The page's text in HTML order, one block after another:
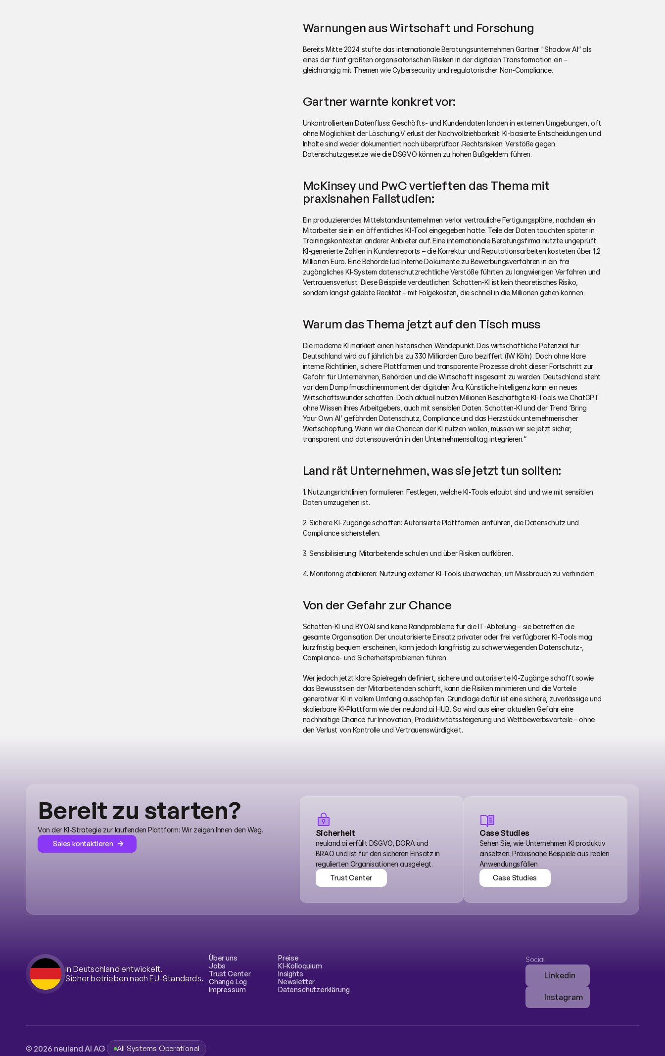
Warnungen aus Wirtschaft und Forschung
Bereits Mitte 2024 stufte das internationale Beratungsunternehmen Gartner "Shadow AI“ als
eines der fünf größten organisatorischen Risiken in der digitalen Transformation ein –
gleichrangig mit Themen wie Cybersecurity und regulatorischer Non-Compliance.
Gartner warnte konkret vor:
Unkontrolliertem Datenfluss: Geschäfts- und Kundendaten landen in externen Umgebungen, oft
ohne Möglichkeit der Löschung.V erlust der Nachvollziehbarkeit: KI-basierte Entscheidungen und
Inhalte sind weder dokumentiert noch überprüfbar .Rechtsrisiken: Verstöße gegen
Datenschutzgesetze wie die DSGVO können zu hohen Bußgeldern führen.
McKinsey und PwC vertieften das Thema mit
praxisnahen Fallstudien:
Ein produzierendes Mittelstandsunternehmen verlor vertrauliche Fertigungspläne, nachdem ein
Mitarbeiter sie in ein öffentliches KI-Tool eingegeben hatte. Teile der Daten tauchten später in
Trainingskontexten anderer Anbieter auf. Eine internationale Beratungsfirma nutzte ungeprüft
KI-generierte Zahlen in Kundenreports – die Korrektur und Reputationsarbeiten kosteten über 1,2
Millionen Euro. Eine Behörde lud interne Dokumente zu Bewerbungsverfahren in ein frei
zugängliches KI-System datenschutzrechtliche Verstöße führten zu langwierigen Verfahren und
Vertrauensverlust. Diese Beispiele verdeutlichen: Schatten-KI ist kein theoretisches Risiko,
sondern längst gelebte Realität – mit Folgekosten, die schnell in die Millionen gehen können.
Warum das Thema jetzt auf den Tisch muss
Die moderne KI markiert einen historischen Wendepunkt. Das wirtschaftliche Potenzial für
Deutschland wird auf jährlich bis zu 330 Milliarden Euro beziffert (IW Köln). Doch ohne klare
interne Richtlinien, sichere Plattformen und transparente Prozesse droht dieser Fortschritt zur
Gefahr für Unternehmen, Behörden und die Wirtschaft insgesamt zu werden. Deutschland steht
vor dem Dampfmaschinenmoment der digitalen Ära. Künstliche Intelligenz kann ein neues
Wirtschaftswunder schaffen. Doch aktuell nutzen Millionen Beschäftigte KI-Tools wie ChatGPT
ohne Wissen ihres Arbeitgebers, auch mit sensiblen Daten. Schatten-KI und der Trend ‘Bring
Your Own AI’ gefährden Datenschutz, Compliance und das Herzstück unternehmerischer
Wertschöpfung. Wenn wir die Chancen der KI nutzen wollen, müssen wir sie jetzt sicher,
transparent und datensouverän in den Unternehmensalltag integrieren.“
Land rät Unternehmen, was sie jetzt tun sollten:
1. Nutzungsrichtlinien formulieren: Festlegen, welche KI-Tools erlaubt sind und wie mit sensiblen
Daten umzugehen ist.
2. Sichere KI-Zugänge schaffen: Autorisierte Plattformen einführen, die Datenschutz und
Compliance sicherstellen.
3. Sensibilisierung: Mitarbeitende schulen und über Risiken aufklären.
4. Monitoring etablieren: Nutzung externer KI-Tools überwachen, um Missbrauch zu verhindern.
Von der Gefahr zur Chance
Schatten-KI und BYOAI sind keine Randprobleme für die IT-Abteilung – sie betreffen die
gesamte Organisation. Der unautorisierte Einsatz privater oder frei verfügbarer KI-Tools mag
kurzfristig bequem erscheinen, kann jedoch langfristig zu schwerwiegenden Datenschutz-,
Compliance- und Sicherheitsproblemen führen.
Wer jedoch jetzt klare Spielregeln definiert, sichere und autorisierte KI-Zugänge schafft sowie
das Bewusstsein der Mitarbeitenden schärft, kann die Risiken minimieren und die Vorteile
generativer KI in vollem Umfang ausschöpfen. Grundlage dafür ist eine sichere, zuverlässige und
skalierbare KI-Plattform wie der neuland.ai HUB. So wird aus einer aktuellen Gefahr eine
nachhaltige Chance für Innovation, Produktivitätssteigerung und Wettbewerbsvorteile – ohne
den Verlust von Kontrolle und Vertrauenswürdigkeit.
Bereit zu starten?
Von der KI-Strategie zur laufenden Plattform: Wir zeigen Ihnen den Weg.
Sales kontaktieren
Sicherheit
neuland.ai erfüllt DSGVO, DORA und
BRAO und ist für den sicheren Einsatz in
regulierten Organisationen ausgelegt.
Trust Center
Case Studies
Sehen Sie, wie Unternehmen KI produktiv
einsetzen. Praxisnahe Beispiele aus realen
Anwendungsfällen.
Case Studies
In Deutschland entwickelt.
Sicher betrieben nach EU-Standards.
Über uns
Jobs
Trust Center
Change Log
Impressum
Preise
KI-Kolloquium
Insights
Newsletter
Datenschutzerklärung
Social
Linkedin
Instagram
© 2026 neuland AI AG All Systems Operational